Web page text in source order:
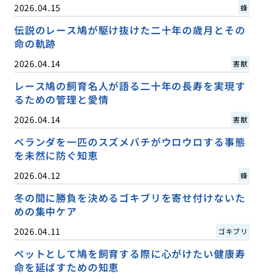
2026.04.15 蜂
伝説のレース鳩が駆け抜けた二十年の歳月とその
命の軌跡
2026.04.14 害獣
レース鳩の飼育名人が語る二十年の長寿を実現す
るための管理と愛情
2026.04.14 害獣
ベランダを一匹のスズメバチがウロウロする事態
を未然に防ぐ知恵
2026.04.12 蜂
冬の間に勝負を決めるゴキブリを寄せ付けないた
めの集中ケア
2026.04.11 ゴキブリ
ペットとして鳩を飼育する際に心がけたい健康寿
命を延ばすための知恵